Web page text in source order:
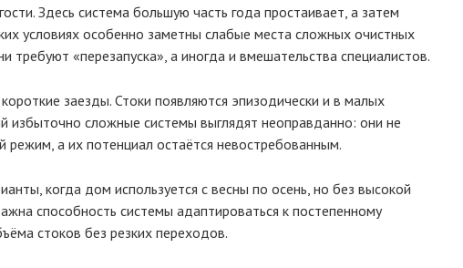
Здесь система большую часть года простаивает, а затем
условиях особенно заметны слабые места сложных очистных
требуют «перезапуска», а иногда и вмешательства специалистов.
заезды. Стоки появляются эпизодически и в малых
избыточно сложные системы выглядят неоправданно: они не
режим, а их потенциал остаётся невостребованным.
когда дом используется с весны по осень, но без высокой
способность системы адаптироваться к постепенному
стоков без резких переходов.